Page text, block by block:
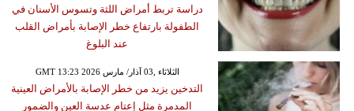
دراسة تربط أمراض اللثة وتسوس الأسنان في
الطفولة بارتفاع خطر الإصابة بأمراض القلب
عند البلوغ
GMT 13:23 2026 الثلاثاء ,03 آذار/ مارس
التدخين يزيد من خطر الإصابة بالأمراض العينية
المدمرة مثل إعتام عدسة العين والضمور